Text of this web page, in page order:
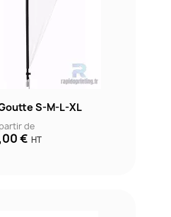
S-M-L-XL
de
€ HT